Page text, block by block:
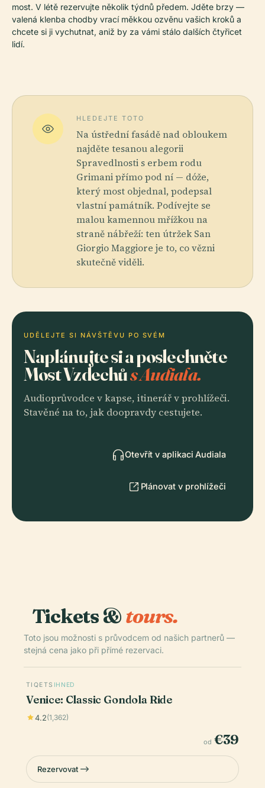
most. V létě rezervujte několik týdnů předem. Jděte brzy —
valená klenba chodby vrací měkkou ozvěnu vašich kroků a
chcete si ji vychutnat, aniž by za vámi stálo dalších čtyřicet
lidí.
HLEDEJTE TOTO
Na ústřední fasádě nad obloukem
najděte tesanou alegorii
Spravedlnosti s erbem rodu
Grimani přímo pod ní — dóže,
který most objednal, podepsal
vlastní památník. Podívejte se
malou kamennou mřížkou na
straně nábřeží: ten útržek San
Giorgio Maggiore je to, co vězni
skutečně viděli.
UDĚLEJTE SI NÁVŠTĚVU PO SVÉM
Naplánujte si a poslechněte
Most Vzdechůs Audiala.
Audioprůvodce v kapse, itinerář v prohlížeči.
Stavěné na to, jak doopravdy cestujete.
Otevřít v aplikaci Audiala
Plánovat v prohlížeči
Tickets &tours.
Toto jsou možnosti s průvodcem od našich partnerů —
stejná cena jako při přímé rezervaci.
TIQETS IHNED
Venice: Classic Gondola Ride
4.2(1,362)
od €39
Rezervovat